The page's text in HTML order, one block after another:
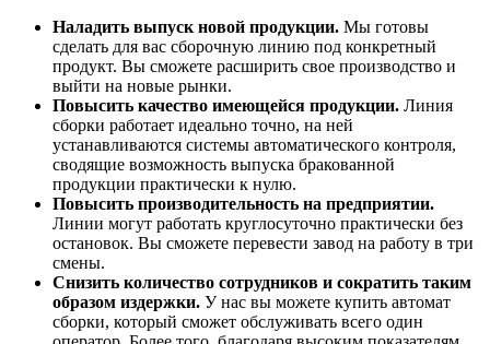
Наладить выпуск новой продукции. Мы готовы
сделать для вас сборочную линию под конкретный
продукт. Вы сможете расширить свое производство и
выйти на новые рынки.
Повысить качество имеющейся продукции. Линия
сборки работает идеально точно, на ней
устанавливаются системы автоматического контроля,
сводящие возможность выпуска бракованной
продукции практически к нулю.
Повысить производительность на предприятии.
Линии могут работать круглосуточно практически без
остановок. Вы сможете перевести завод на работу в три
смены.
Снизить количество сотрудников и сократить таким
образом издержки. У нас вы можете купить автомат
сборки, который сможет обслуживать всего один